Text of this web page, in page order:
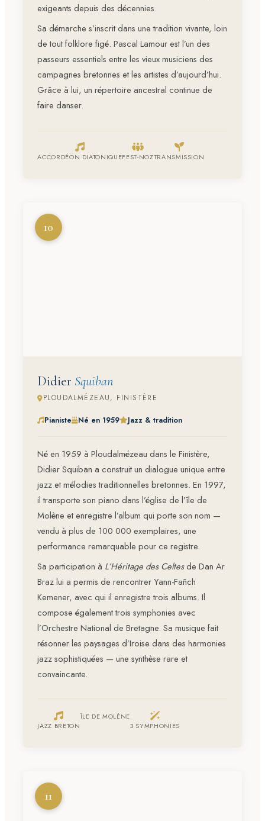
exigeants depuis des décennies.
Sa démarche s’inscrit dans une tradition vivante, loin
de tout folklore figé. Pascal Lamour est l’un des
passeurs essentiels entre les vieux musiciens des
campagnes bretonnes et les artistes d’aujourd’hui.
Grâce à lui, un répertoire ancestral continue de
faire danser.
ACCORDÉON DIATONIQUEFEST-NOZTRANSMISSION
10
Didier Squiban
PLOUDALMÉZEAU, FINISTÈRE
Pianiste Né en 1959 Jazz & tradition
Né en 1959 à Ploudalmézeau dans le Finistère,
Didier Squiban a construit un dialogue unique entre
jazz et mélodies traditionnelles bretonnes. En 1997,
il transporte son piano dans l’église de l’île de
Molène et enregistre l’album qui porte son nom —
vendu à plus de 100 000 exemplaires, une
performance remarquable pour ce registre.
Sa participation à L’Héritage des Celtesde Dan Ar
Braz lui a permis de rencontrer Yann-Fañch
Kemener, avec qui il enregistre trois albums. Il
compose également trois symphonies avec
l’Orchestre National de Bretagne. Sa musique fait
résonner les paysages d’Iroise dans des harmonies
jazz sophistiquées — une synthèse rare et
convaincante.
JAZZ BRETON
ÎLE DE MOLÈNE
3 SYMPHONIES
11